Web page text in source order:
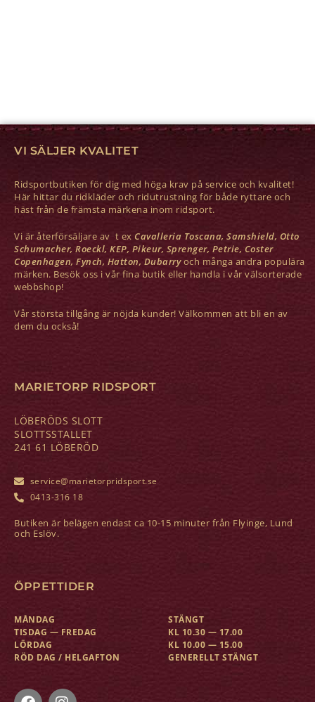
VI SÄLJER KVALITET
Ridsportbutiken för dig med höga krav på service och kvalitet!
Här hittar du ridkläder och ridutrustning för både ryttare och
häst från de främsta märkena inom ridsport.
Vi är återförsäljare av t ex Cavalleria Toscana, Samshield, Otto
Schumacher, Roeckl, KEP, Pikeur, Sprenger, Petrie, Coster
Copenhagen, Fynch, Hatton, Dubarryoch många andra populära
märken. Besök oss i vår fina butik eller handla i vår välsorterade
webbshop!
Vår största tillgång är nöjda kunder! Välkommen att bli en av
dem du också!
MARIETORP RIDSPORT
LÖBERÖDS SLOTT
SLOTTSSTALLET
241 61 LÖBERÖD
service@marietorpridsport.se
0413-316 18
Butiken är belägen endast ca 10-15 minuter från Flyinge, Lund
och Eslöv.
ÖPPETTIDER
MÅNDAG
TISDAG — FREDAG
LÖRDAG
RÖD DAG / HELGAFTON
STÄNGT
KL 10.30 — 17.00
KL 10.00 — 15.00
GENERELLT STÄNGT